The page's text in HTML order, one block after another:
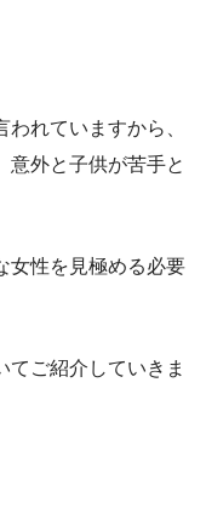
れていますから、
意外と子供が苦手と
女性を見極める必要
てご紹介していきま